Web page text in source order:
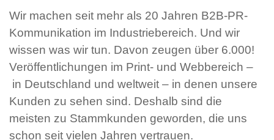
Wir machen seit mehr als 20 Jahren B2B-PR-
Kommunikation im Industriebereich. Und wir
wissen was wir tun. Davon zeugen über 6.000!
Veröffentlichungen im Print- und Webbereich –
in Deutschland und weltweit – in denen unsere
Kunden zu sehen sind. Deshalb sind die
meisten zu Stammkunden geworden, die uns
schon seit vielen Jahren vertrauen.